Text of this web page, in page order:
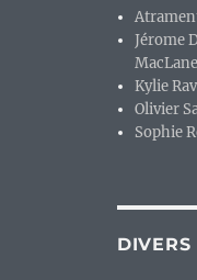
Jérome
MacLane
Kylie
Olivier
Sophie
DIVERS